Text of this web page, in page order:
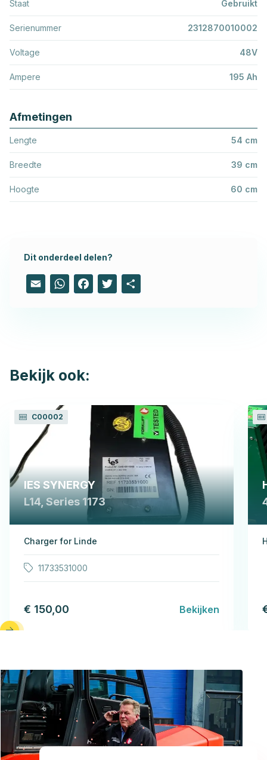
Staat Gebruikt
Serienummer 2312870010002
Voltage 48V
Ampere 195 Ah
Afmetingen
Lengte 54 cm
Breedte 39 cm
Hoogte 60 cm
Dit onderdeel delen?
Email WhatsAppFacebook
Twitter
Bekijk ook:
C00002
IES SYNERGY
L14, Series 1173
Charger for Linde
11733531000
€ 150,00 Bekijken